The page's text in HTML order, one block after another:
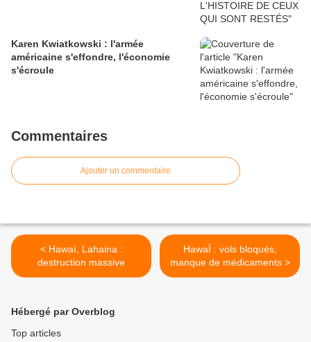
Karen Kwiatkowski : l'armée
américaine s'effondre, l'économie
s'écroule
Commentaires
Ajouter un commentaire
< Hawaï, Lahaina :
destruction massive
HawaÏ : vols bloqués,
manque de médicaments >
Hébergé par Overblog
Top articles